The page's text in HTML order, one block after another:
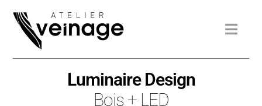
Luminaire Design
Bois + LED